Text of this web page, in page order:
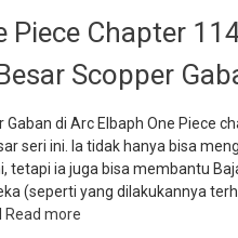
Piece Chapter
Scopper
Gaban di Arc Elbaph One Piece
seri ini. Ia tidak hanya bisa
tetapi ia juga bisa membantu
(seperti yang dilakukannya
Read more